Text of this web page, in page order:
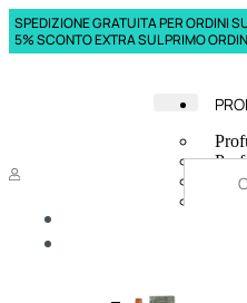
SPEDIZIONE GRATUITA PER ORDINI
5% SCONTO EXTRA SUL PRIMO